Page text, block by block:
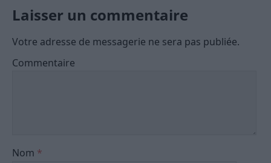
Laisser un commentaire
Votre adresse de messagerie ne sera pas publiée.
Commentaire
Nom *